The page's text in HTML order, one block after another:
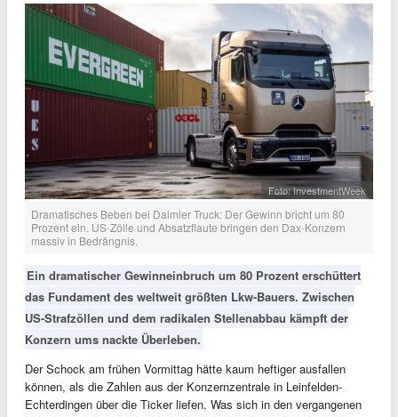
Foto: InvestmentWeek
Dramatisches Beben bei Daimler Truck: Der Gewinn bricht um 80
Prozent ein. US-Zölle und Absatzflaute bringen den Dax-Konzern
massiv in Bedrängnis.
Ein dramatischer Gewinneinbruch um 80 Prozent erschüttert
das Fundament des weltweit größten Lkw-Bauers. Zwischen
US-Strafzöllen und dem radikalen Stellenabbau kämpft der
Konzern ums nackte Überleben.
Der Schock am frühen Vormittag hätte kaum heftiger ausfallen
können, als die Zahlen aus der Konzernzentrale in Leinfelden-
Echterdingen über die Ticker liefen. Was sich in den vergangenen